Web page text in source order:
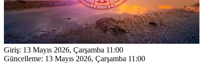
Giriş: 13 Mayıs 2026, Çarşamba 11:00
Güncelleme: 13 Mayıs 2026, Çarşamba 11:00